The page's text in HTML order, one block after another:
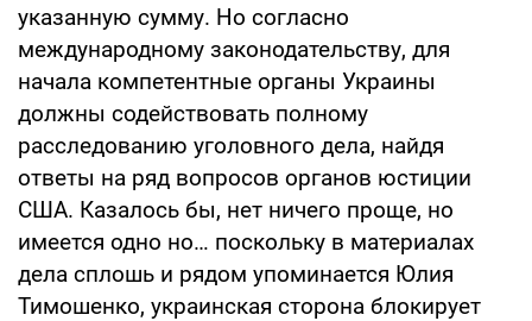
указанную сумму. Но согласно
международному законодательству, для
начала компетентные органы Украины
должны содействовать полному
расследованию уголовного дела, найдя
ответы на ряд вопросов органов юстиции
США. Казалось бы, нет ничего проще, но
имеется одно но… поскольку в материалах
дела сплошь и рядом упоминается Юлия
Тимошенко, украинская сторона блокирует